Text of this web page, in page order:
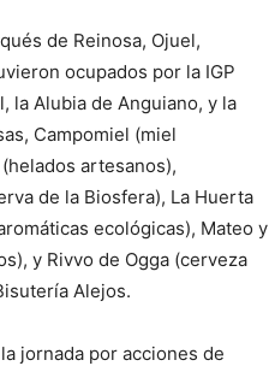
de Reinosa, Ojuel,
ocupados por la IGP
la Alubia de Anguiano, y la
Campomiel (miel
artesanos),
de la Biosfera), La Huerta
ecológicas), Mateo y
y Rivvo de Ogga (cerveza
Alejos.
jornada por acciones de